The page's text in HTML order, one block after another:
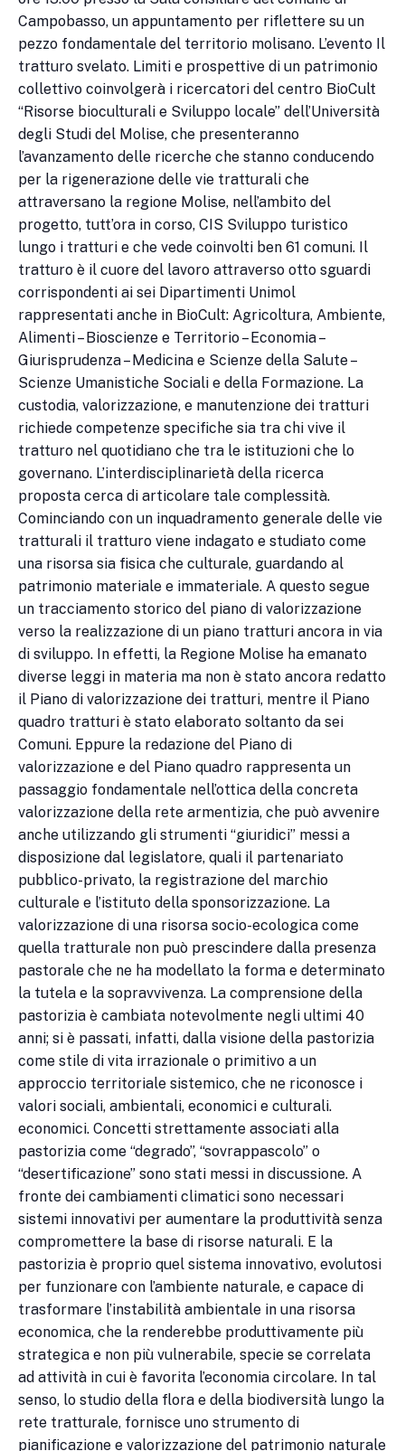
Campobasso, un appuntamento per riflettere su un
pezzo fondamentale del territorio molisano. L’evento Il
tratturo svelato. Limiti e prospettive di un patrimonio
collettivo coinvolgerà i ricercatori del centro BioCult
“Risorse bioculturali e Sviluppo locale” dell’Università
degli Studi del Molise, che presenteranno
l’avanzamento delle ricerche che stanno conducendo
per la rigenerazione delle vie tratturali che
attraversano la regione Molise, nell’ambito del
progetto, tutt’ora in corso, CIS Sviluppo turistico
lungo i tratturi e che vede coinvolti ben 61 comuni. Il
tratturo è il cuore del lavoro attraverso otto sguardi
corrispondenti ai sei Dipartimenti Unimol
rappresentati anche in BioCult: Agricoltura, Ambiente,
Alimenti – Bioscienze e Territorio – Economia –
Giurisprudenza – Medicina e Scienze della Salute –
Scienze Umanistiche Sociali e della Formazione. La
custodia, valorizzazione, e manutenzione dei tratturi
richiede competenze specifiche sia tra chi vive il
tratturo nel quotidiano che tra le istituzioni che lo
governano. L’interdisciplinarietà della ricerca
proposta cerca di articolare tale complessità.
Cominciando con un inquadramento generale delle vie
tratturali il tratturo viene indagato e studiato come
una risorsa sia fisica che culturale, guardando al
patrimonio materiale e immateriale. A questo segue
un tracciamento storico del piano di valorizzazione
verso la realizzazione di un piano tratturi ancora in via
di sviluppo. In effetti, la Regione Molise ha emanato
diverse leggi in materia ma non è stato ancora redatto
il Piano di valorizzazione dei tratturi, mentre il Piano
quadro tratturi è stato elaborato soltanto da sei
Comuni. Eppure la redazione del Piano di
valorizzazione e del Piano quadro rappresenta un
passaggio fondamentale nell’ottica della concreta
valorizzazione della rete armentizia, che può avvenire
anche utilizzando gli strumenti “giuridici” messi a
disposizione dal legislatore, quali il partenariato
pubblico-privato, la registrazione del marchio
culturale e l’istituto della sponsorizzazione. La
valorizzazione di una risorsa socio-ecologica come
quella tratturale non può prescindere dalla presenza
pastorale che ne ha modellato la forma e determinato
la tutela e la sopravvivenza. La comprensione della
pastorizia è cambiata notevolmente negli ultimi 40
anni; si è passati, infatti, dalla visione della pastorizia
come stile di vita irrazionale o primitivo a un
approccio territoriale sistemico, che ne riconosce i
valori sociali, ambientali, economici e culturali.
economici. Concetti strettamente associati alla
pastorizia come “degrado”, “sovrappascolo” o
“desertificazione” sono stati messi in discussione. A
fronte dei cambiamenti climatici sono necessari
sistemi innovativi per aumentare la produttività senza
compromettere la base di risorse naturali. E la
pastorizia è proprio quel sistema innovativo, evolutosi
per funzionare con l’ambiente naturale, e capace di
trasformare l’instabilità ambientale in una risorsa
economica, che la renderebbe produttivamente più
strategica e non più vulnerabile, specie se correlata
ad attività in cui è favorita l’economia circolare. In tal
senso, lo studio della flora e della biodiversità lungo la
rete tratturale, fornisce uno strumento di
pianificazione e valorizzazione del patrimonio naturale